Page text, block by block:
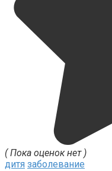
( Пока оценок нет )
дитя заболевание